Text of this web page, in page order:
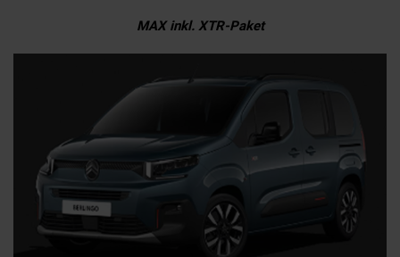
MAX inkl. XTR-Paket